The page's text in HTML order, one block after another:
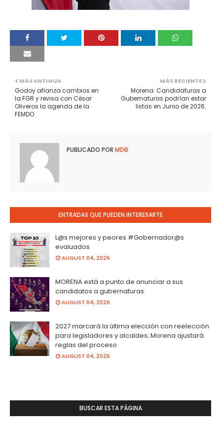
MÁS RECIENTE
Morena: Candidaturas a
Gubernaturas podrían estar
listas en Junio de 2026.
MÁS ANTIGUA
Godoy afianza cambios en
la FGR y revisa con César
Oliveros la agenda de la
FEMDO
PUBLICADO POR MDB
ENTRADAS QUE PUEDEN INTERESARTE
L@s mejores y peores #Gobernador@s
evaluados
AUGUST 04, 2026
MORENA está a punto de anunciar a sus
candidatos a gubernaturas.
AUGUST 04, 2026
2027 marcará la última elección con reelección
para legisladores y alcaldes; Morena ajustará
reglas del proceso
AUGUST 04, 2026
BUSCAR ESTA PÁGINA